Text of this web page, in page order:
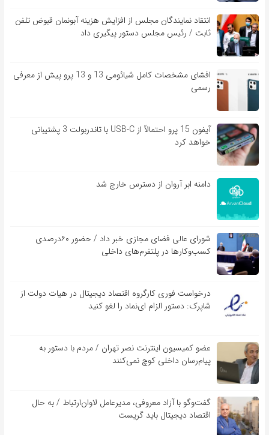
انتقاد نمایندگان مجلس از افزایش هزینه آبونمان قبوض تلفن
ثابت / رئیس مجلس دستور پیگیری داد
افشای مشخصات کامل شیائومی 13 و 13 پرو پیش از معرفی
رسمی
آیفون 15 پرو احتمالاً از USB-C با تاندربولت 3 پشتیبانی
خواهد کرد
دامنه ابر آروان از دسترس خارج شد
شورای عالی فضای مجازی خبر داد / حضور ۶۰درصدی
کسب‌و‌کارها در پلتفرم‌های داخلی
درخواست فوری کارگروه اقتصاد دیجیتال در هیات دولت از
شاپرک: دستور الزام ای‌نماد را لغو کنید
عضو کمیسیون اینترنت نصر تهران / مردم با دستور به
پیام‌رسان داخلی کوچ نمی‌کنند
گفت‌و‌گو با آزاد معروفی، مدیرعامل لاوان‌ارتباط / به حال
اقتصاد دیجیتال باید گریست